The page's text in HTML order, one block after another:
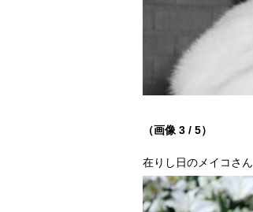
（画像 3 / 5）
在りし日のメイコさん